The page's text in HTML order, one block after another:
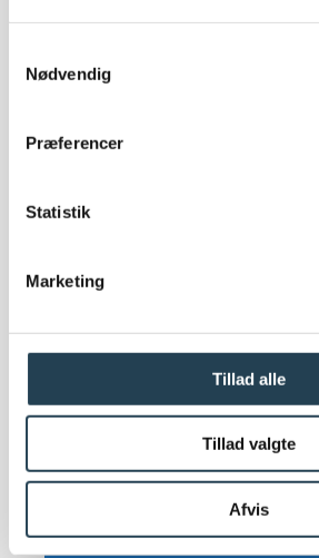
Nødvendig
Præferencer
Statistik
Marketing
Tillad alle
Tillad valgte
Afvis
dynamiske visuelle effekter,
at Søhesten har vundet
Arkitekturpris.
Søhesten er mere end blot et
med URBAN Christianshavn
skjold, står det som et fyrtårn
arkitektur, hvor skønhed og
URBAN U Christianshavn
URBAN beklædningstegl kan
både tag og facade. Vores
er fremstillet af 100 procent
særdeles robuste og kræver
vedligehold. Systemet er